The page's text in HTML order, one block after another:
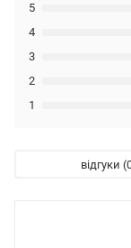
1
2
3
4
5
відгуки